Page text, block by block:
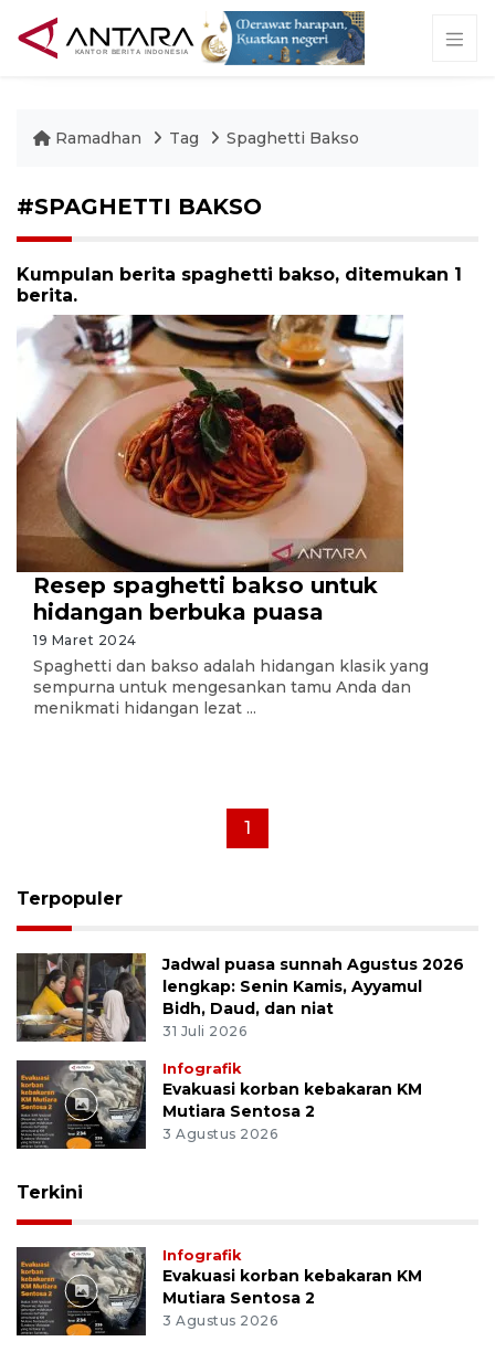
Ramadhan Tag Spaghetti Bakso
#SPAGHETTI BAKSO
Kumpulan berita spaghetti bakso, ditemukan 1
berita.
Resep spaghetti bakso untuk
hidangan berbuka puasa
19 Maret 2024
Spaghetti dan bakso adalah hidangan klasik yang
sempurna untuk mengesankan tamu Anda dan
menikmati hidangan lezat ...
1
Terpopuler
Jadwal puasa sunnah Agustus 2026
lengkap: Senin Kamis, Ayyamul
Bidh, Daud, dan niat
31 Juli 2026
Infografik
Evakuasi korban kebakaran KM
Mutiara Sentosa 2
3 Agustus 2026
Terkini
Infografik
Evakuasi korban kebakaran KM
Mutiara Sentosa 2
3 Agustus 2026